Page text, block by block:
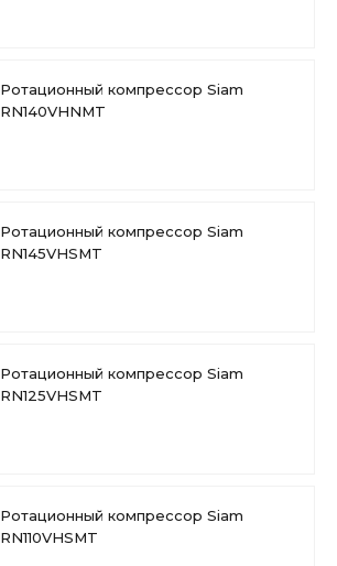
Ротационный компрессор Siam
RN140VHNMT
Ротационный компрессор Siam
RN145VHSMT
Ротационный компрессор Siam
RN125VHSMT
Ротационный компрессор Siam
RN110VHSMT